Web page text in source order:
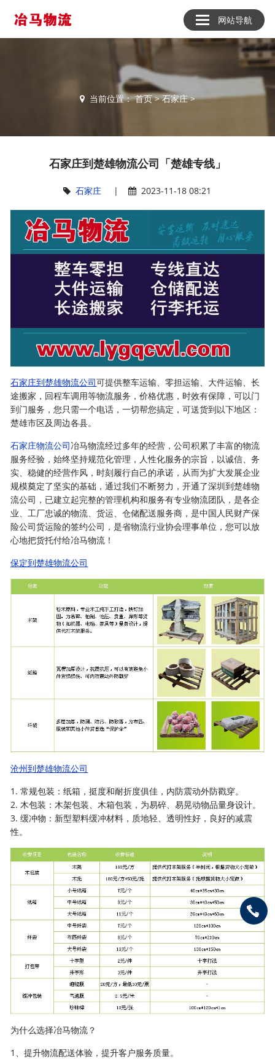
网站导航
当前位置：首页>石家庄>
石家庄到楚雄物流公司「楚雄专线」
石家庄 | 2023-11-18 08:21
石家庄到楚雄物流公司可提供整车运输、零担运输、大件运输、长
途搬家，回程车调用等物流服务，价格优惠，时效有保障，可以门
到门服务，您只需一个电话，一切帮您搞定，可送货到以下地区：
楚雄市区及周边各县。
石家庄物流公司冶马物流经过多年的经营，公司积累了丰富的物流
服务经验，始终坚持规范化管理，人性化服务的宗旨，以诚信、务
实、稳健的经营作风，时刻履行自己的承诺，从而为扩大发展企业
规模奠定了坚实的基础，通过我们不断努力，开通了深圳到楚雄物
流公司，已建立起完整的管理机构和服务有专业物流团队，是各企
业、工厂忠诚的物流、货运、仓储配送服务商，是中国人民财产保
险公司货运险的签约公司，是省物流行业协会理事单位，您可以放
心地把货托付给冶马物流！
保定到楚雄物流公司
沧州到楚雄物流公司
1. 常规包装：纸箱，挺度和耐折度俱佳，内防震动外防戳穿。
2. 木包装：木架包装、木箱包装，为易碎、易晃动物品量身设计。
3. 缓冲物：新型塑料缓冲材料，质地轻、透明性好，良好的减震
性。
为什么选择冶马物流？
1、提升物流配送体验，提升客户服务质量。